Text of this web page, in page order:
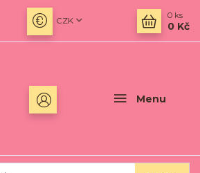
Menu
CZK
0 ks
0 Kč